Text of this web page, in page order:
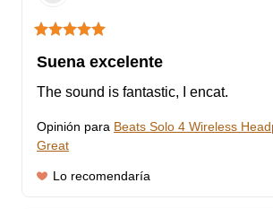
Suena excelente
The sound is fantastic, I encat.
Opinión para Beats Solo 4 Wireless
Great
Lo recomendaría